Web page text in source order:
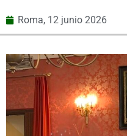
Roma, 12 junio 2026